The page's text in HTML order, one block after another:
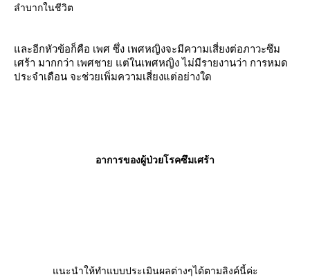
หัวข้อ โรคจิตเภท( Schizophrenia)
ถ้าอยู่ในระดับที่ต่ำเกิน จะเกิดโรค พาร์กินสัน
2. วิตามิน E และ โปรตีน/แป้ง
ลำบากในชีวิต
ละอีกหัวข้อก็คือ เพศ ซึ่ง เพศหญิงจะมีความเสี่ยงต่อภาวะซึม
เศร้า มากกว่า เพศชาย แต่ในเพศหญิง ไม่มีรายงานว่า การหมด
ประจำเดือน จะช่วยเพิ่มความเสี่ยงแต่อย่างใด
อาการของผู้ป่วยโรคซึมเศร้า
นะนำให้ทำแบบประเมินผลต่างๆได้ตามลิงค์นี้ค่ะ